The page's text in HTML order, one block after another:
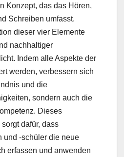
Konzept, das das Hören,
Schreiben umfasst.
dieser vier Elemente
nachhaltiger
Indem alle Aspekte der
werden, verbessern sich
und die
sondern auch die
Dieses
dafür, dass
und -schüler die neue
erfassen und anwenden